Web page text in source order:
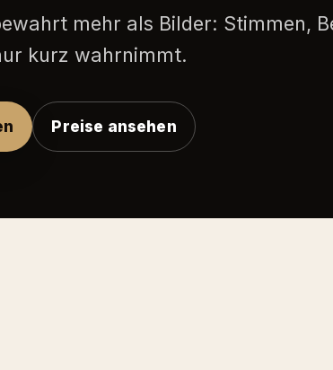
mehr als Bilder: Stimmen,
kurz wahrnimmt.
Preise ansehen